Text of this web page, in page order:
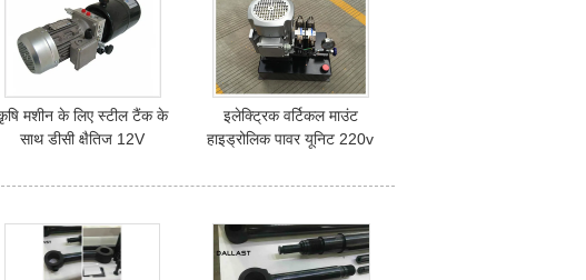
मशीन के लिए स्टील टैंक के
साथ डीसी क्षैतिज 12V
इलेक्ट्रिक वर्टिकल माउंट
हाइड्रोलिक पावर यूनिट 220v
हाइड्रोलिक